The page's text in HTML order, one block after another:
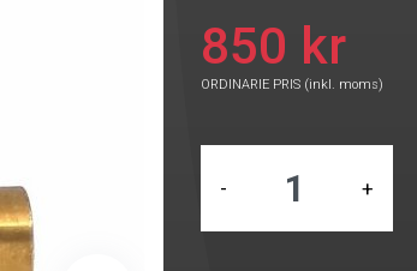
850 kr
ORDINARIE PRIS (inkl. moms)
- +